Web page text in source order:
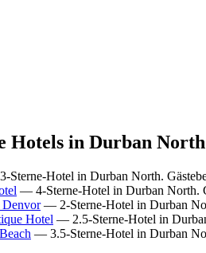
Hotels in Durban
Sterne-Hotel in Durban North.
— 4-Sterne-Hotel in Durban North.
— 2-Sterne-Hotel in Durban
Hotel — 2.5-Sterne-Hotel in
— 3.5-Sterne-Hotel in Durban